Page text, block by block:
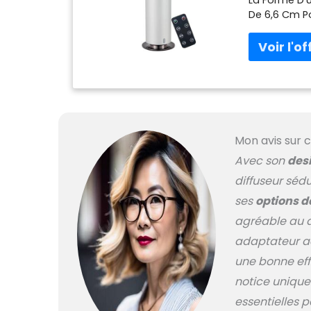
De 6,6 Cm
La Partie
Bonne
Réinitialisé
Portable,
Diffusion De
Un Bouton,
Nombreux
Les
Huiles
Zone.
Garantie
Problème
Avons Une
Diffuseur
Mon avis sur
Avec son
diffuseur
sesoptions
agréable au
adaptateur
une bonne
notice
essentielles